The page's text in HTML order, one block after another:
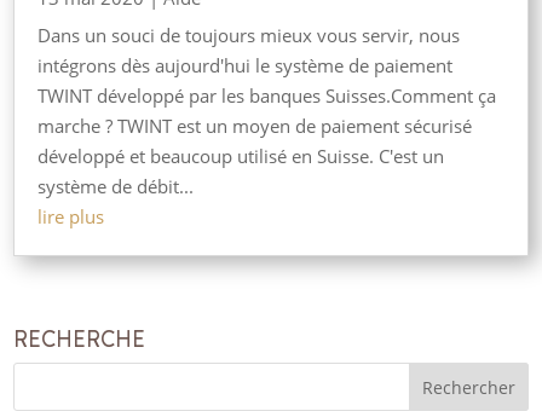
Dans un souci de toujours mieux vous servir, nous
intégrons dès aujourd'hui le système de paiement
TWINT développé par les banques Suisses.Comment ça
marche ? TWINT est un moyen de paiement sécurisé
développé et beaucoup utilisé en Suisse. C'est un
système de débit...
lire plus
RECHERCHE